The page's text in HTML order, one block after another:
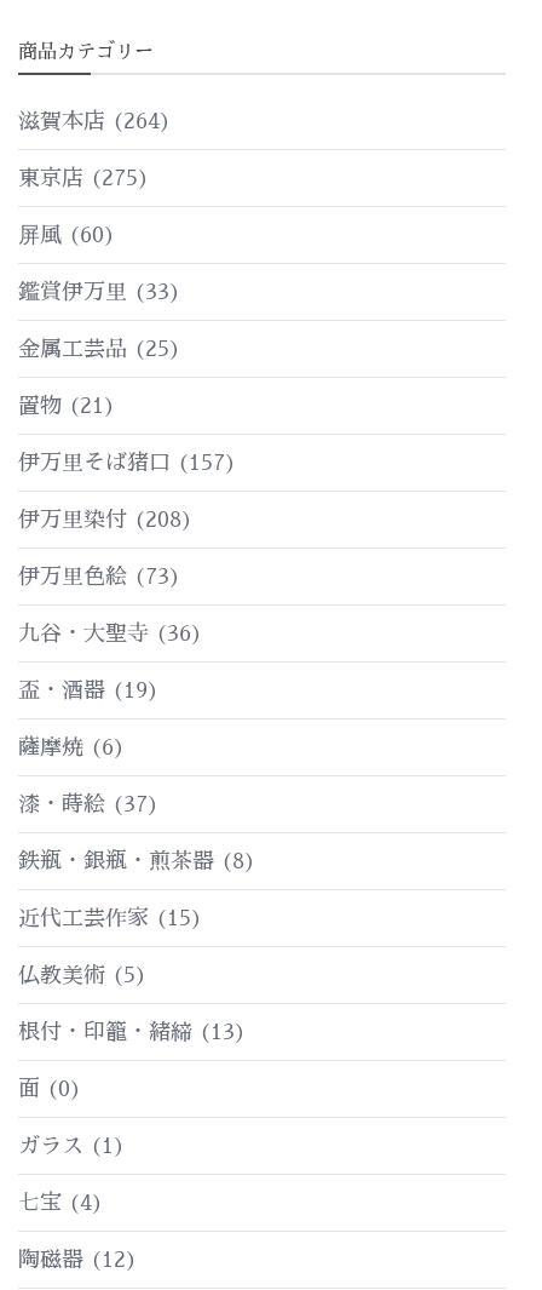
商品カテゴリー
滋賀本店 (264)
東京店 (275)
屏風 (60)
鑑賞伊万里 (33)
金属工芸品 (25)
置物 (21)
伊万里そば猪口 (157)
伊万里染付 (208)
伊万里色絵 (73)
九谷・大聖寺 (36)
盃・酒器 (19)
薩摩焼 (6)
漆・蒔絵 (37)
鉄瓶・銀瓶・煎茶器 (8)
近代工芸作家 (15)
仏教美術 (5)
根付・印籠・緒締 (13)
面 (0)
ガラス (1)
七宝 (4)
陶磁器 (12)